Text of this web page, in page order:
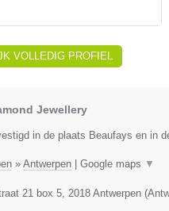
VOLLEDIG PROFIEL
Jewellery
in de plaats Beaufays en in
» Antwerpen Google maps ▼
21 box 5, 2018 Antwerpen (